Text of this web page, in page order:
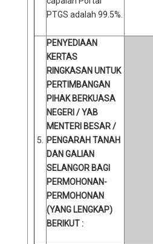
PTGS adalah 99.5%.
5.
PENYEDIAAN
KERTAS
RINGKASAN UNTUK
PERTIMBANGAN
PIHAK BERKUASA
NEGERI / YAB
MENTERI BESAR /
PENGARAH TANAH
DAN GALIAN
SELANGOR BAGI
PERMOHONAN-
PERMOHONAN
(YANG LENGKAP)
BERIKUT :